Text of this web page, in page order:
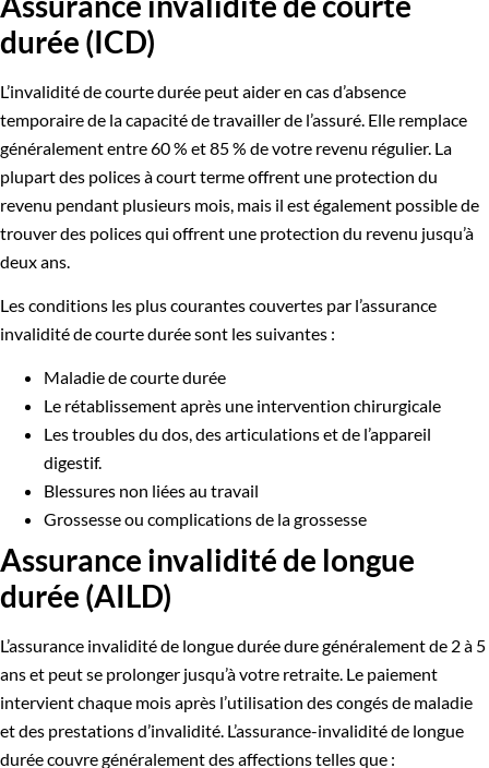
durée (ICD)
L’invalidité de courte durée peut aider en cas d’absence
temporaire de la capacité de travailler de l’assuré. Elle remplace
généralement entre 60 % et 85 % de votre revenu régulier. La
plupart des polices à court terme offrent une protection du
revenu pendant plusieurs mois, mais il est également possible de
trouver des polices qui offrent une protection du revenu jusqu’à
deux ans.
Les conditions les plus courantes couvertes par l’assurance
invalidité de courte durée sont les suivantes :
Maladie de courte durée
Le rétablissement après une intervention chirurgicale
Les troubles du dos, des articulations et de l’appareil
digestif.
Blessures non liées au travail
Grossesse ou complications de la grossesse
Assurance invalidité de longue
durée (AILD)
L’assurance invalidité de longue durée dure généralement de 2 à 5
ans et peut se prolonger jusqu’à votre retraite. Le paiement
intervient chaque mois après l’utilisation des congés de maladie
et des prestations d’invalidité. L’assurance-invalidité de longue
durée couvre généralement des affections telles que :